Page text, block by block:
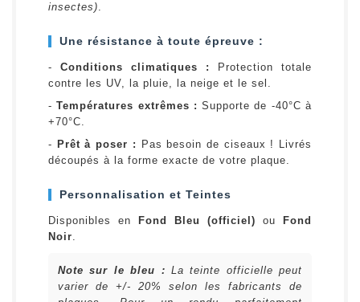
insectes).
Une résistance à toute épreuve :
- Conditions climatiques :
Protection totale
contre les UV, la pluie, la neige et le sel.
-Températures extrêmes : Supporte de -40°C à
+70°C.
- Prêt à poser :
Pas besoin de ciseaux ! Livrés
découpés à la forme exacte de votre plaque.
Personnalisation et Teintes
Disponibles en Fond Bleu (officiel) ou
Fond
Noir.
Note sur le bleu : La teinte officielle peut
varier de +/- 20% selon les fabricants de